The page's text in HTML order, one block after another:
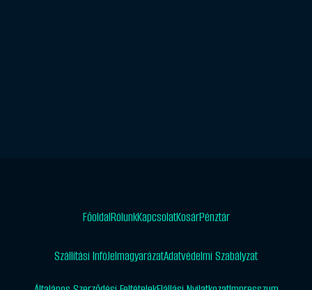
FőoldalRólunkKapcsolatKosárPénztár
Szállítási InfóJelmagyarázatAdatvédelmi Szabályzat